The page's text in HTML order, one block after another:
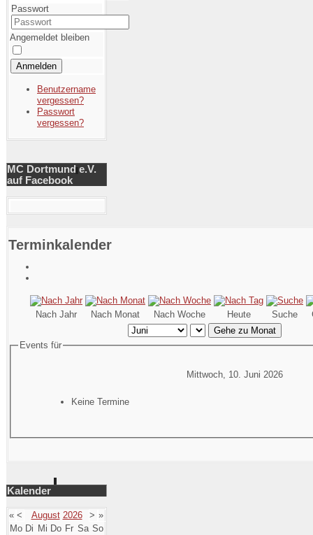
Passwort
Angemeldet bleiben
Anmelden
Benutzername
vergessen?
Passwort
vergessen?
MC Dortmund e.V.
auf Facebook
Terminkalender
Nach Jahr Nach Monat Nach Woche Heute Suche
Gehe zu Monat
Events für
Mittwoch, 10. Juni 2026
Keine Termine
Kalender
« < August 2026 > »
Mo Di Mi Do Fr Sa So